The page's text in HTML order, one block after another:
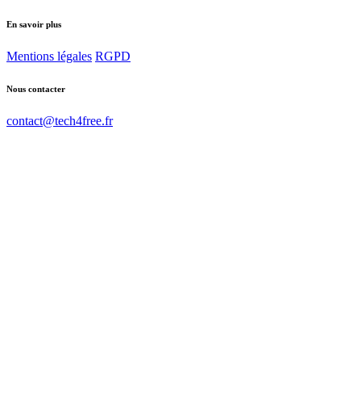
En savoir plus
Mentions légales RGPD
Nous contacter
contact@tech4free.fr